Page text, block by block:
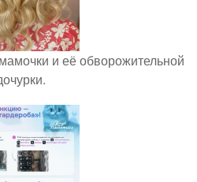
и её обворожительной